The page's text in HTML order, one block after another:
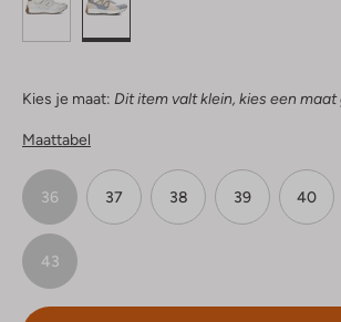
Kies je maat: Dit item valt klein, kies een
Maattabel
36 37 38 39 40
43